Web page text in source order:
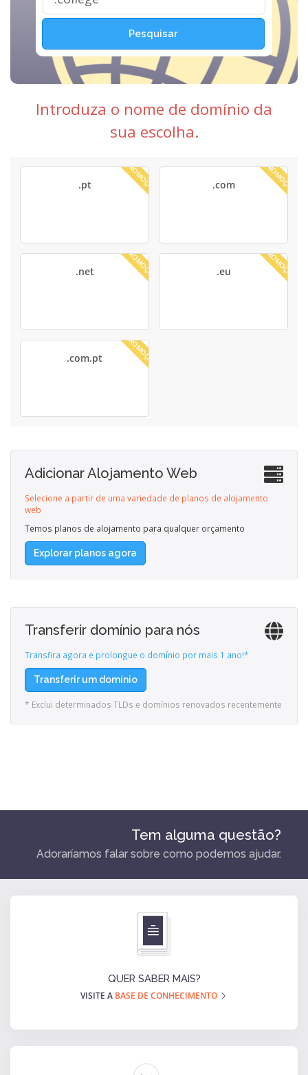
Pesquisar
Introduza o nome de domínio da
sua escolha.
PROMOÇÃO
.pt PROMOÇÃO
.com
PROMOÇÃO
.net PROMOÇÃO
.eu
PROMOÇÃO
.com.pt
Adicionar Alojamento Web
Selecione a partir de uma variedade de planos de alojamento
web
Temos planos de alojamento para qualquer orçamento
Explorar planos agora
Transferir domínio para nós
Transfira agora e prolongue o domínio por mais 1 ano!*
Transferir um domínio
* Exclui determinados TLDs e domínios renovados recentemente
Tem alguma questão?
Adoraríamos falar sobre como podemos ajudar.
QUER SABER MAIS?
VISITE A BASE DE CONHECIMENTO